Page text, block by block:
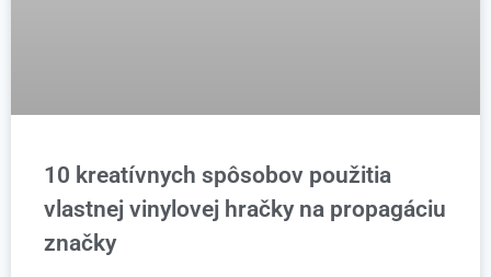
10 kreatívnych spôsobov použitia
vlastnej vinylovej hračky na propagáciu
značky